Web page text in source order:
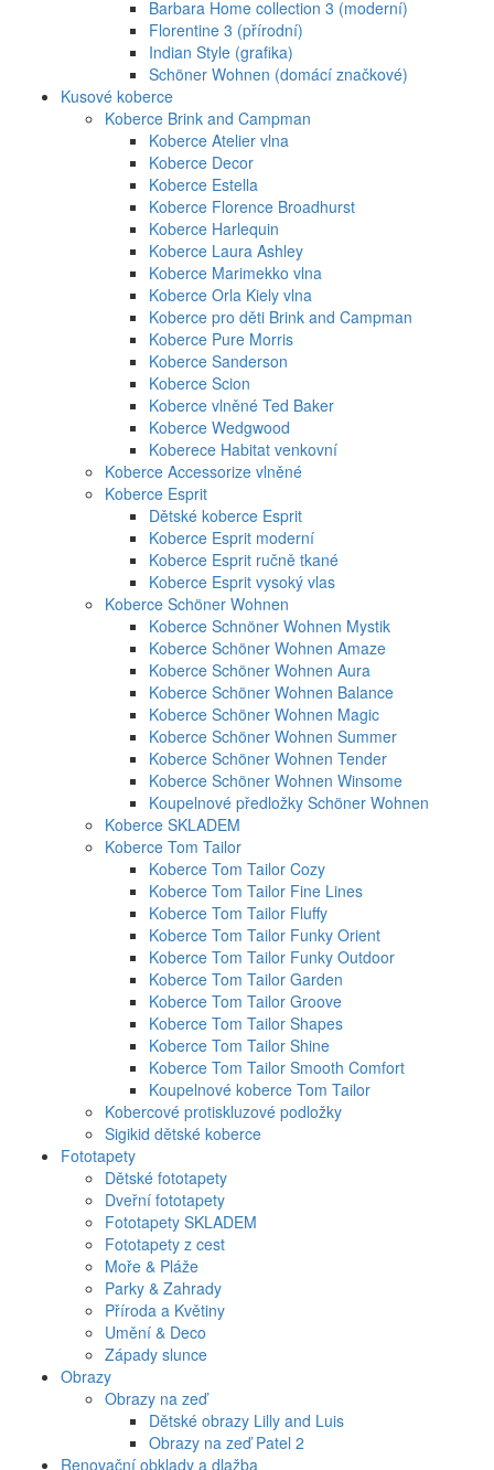
Barbara Home collection 3 (moderní)
Florentine 3 (přírodní)
Indian Style (grafika)
Schöner Wohnen (domácí značkové)
Kusové koberce
Koberce Brink and Campman
Koberce Atelier vlna
Koberce Decor
Koberce Estella
Koberce Florence Broadhurst
Koberce Harlequin
Koberce Laura Ashley
Koberce Marimekko vlna
Koberce Orla Kiely vlna
Koberce pro děti Brink and Campman
Koberce Pure Morris
Koberce Sanderson
Koberce Scion
Koberce vlněné Ted Baker
Koberce Wedgwood
Koberece Habitat venkovní
Koberce Accessorize vlněné
Koberce Esprit
Dětské koberce Esprit
Koberce Esprit moderní
Koberce Esprit ručně tkané
Koberce Esprit vysoký vlas
Koberce Schöner Wohnen
Koberce Schnöner Wohnen Mystik
Koberce Schöner Wohnen Amaze
Koberce Schöner Wohnen Aura
Koberce Schöner Wohnen Balance
Koberce Schöner Wohnen Magic
Koberce Schöner Wohnen Summer
Koberce Schöner Wohnen Tender
Koberce Schöner Wohnen Winsome
Koupelnové předložky Schöner Wohnen
Koberce SKLADEM
Koberce Tom Tailor
Koberce Tom Tailor Cozy
Koberce Tom Tailor Fine Lines
Koberce Tom Tailor Fluffy
Koberce Tom Tailor Funky Orient
Koberce Tom Tailor Funky Outdoor
Koberce Tom Tailor Garden
Koberce Tom Tailor Groove
Koberce Tom Tailor Shapes
Koberce Tom Tailor Shine
Koberce Tom Tailor Smooth Comfort
Koupelnové koberce Tom Tailor
Kobercové protiskluzové podložky
Sigikid dětské koberce
Fototapety
Dětské fototapety
Dveřní fototapety
Fototapety SKLADEM
Fototapety z cest
Moře & Pláže
Parky & Zahrady
Příroda a Květiny
Umění & Deco
Západy slunce
Obrazy
Obrazy na zeď
Dětské obrazy Lilly and Luis
Obrazy na zeď Patel 2
Renovační obklady a dlažba